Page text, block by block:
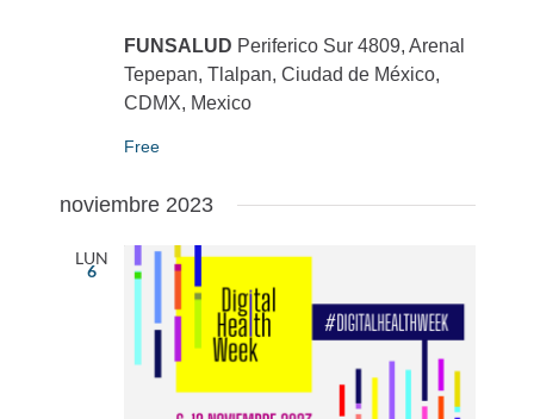
FUNSALUD Periferico Sur 4809, Arenal
Tepepan, Tlalpan, Ciudad de México,
CDMX, Mexico
Free
noviembre 2023
LUN
6